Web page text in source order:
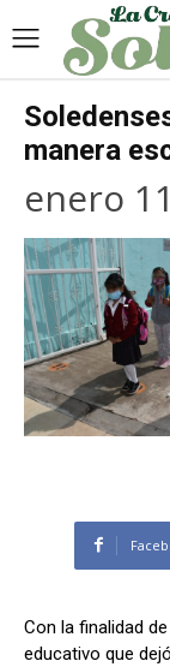
manera
enero
Con la finalidad
educativo que